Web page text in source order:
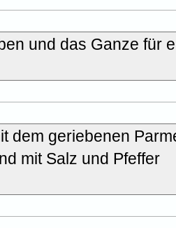
und das Ganze für
dem geriebenen
mit Salz und Pfeffer